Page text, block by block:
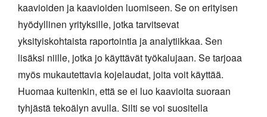
kaavioiden ja kaavioiden luomiseen. Se on erityisen
hyödyllinen yrityksille, jotka tarvitsevat
yksityiskohtaista raportointia ja analytiikkaa. Sen
lisäksi niille, jotka jo käyttävät työkalujaan. Se tarjoaa
myös mukautettavia kojelaudat, joita voit käyttää.
Huomaa kuitenkin, että se ei luo kaavioita suoraan
tyhjästä tekoälyn avulla. Silti se voi suositella